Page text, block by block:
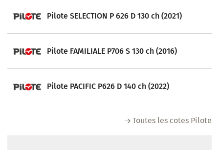
Pilote SELECTION P 626 D 130 ch (2021)
Pilote FAMILIALE P706 S 130 ch (2016)
Pilote PACIFIC P626 D 140 ch (2022)
Toutes les cotes Pilote